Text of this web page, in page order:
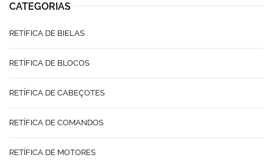
CATEGORIAS
RETÍFICA DE BIELAS
RETÍFICA DE BLOCOS
RETÍFICA DE CABEÇOTES
RETÍFICA DE COMANDOS
RETÍFICA DE MOTORES